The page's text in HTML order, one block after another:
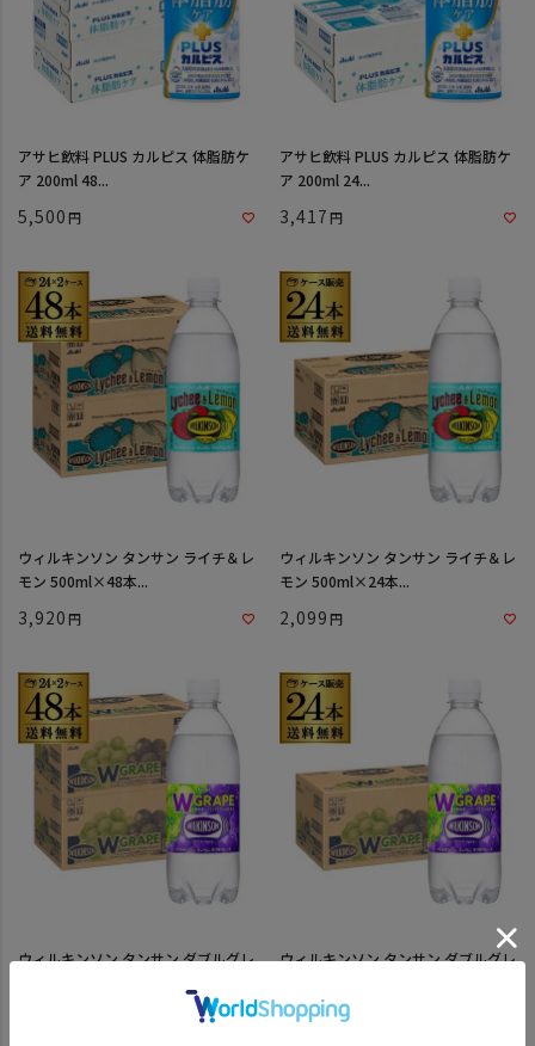
アサヒ飲料 PLUS カルピス 体脂肪ケ
ア 200ml 48...
5,500
アサヒ飲料 PLUS カルピス 体脂肪ケ
ア 200ml 24...
3,417
ウィルキンソン タンサン ライチ＆レ
モン 500ml×48本...
3,920
ウィルキンソン タンサン ライチ＆レ
モン 500ml×24本...
2,099
ウィルキンソン タンサン ダブルグレ
ウィルキンソン タンサン ダブルグレ
2,099